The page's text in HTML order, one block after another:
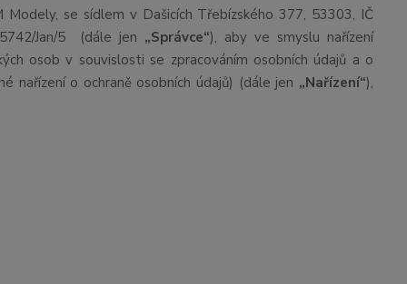
se sídlem v Dašicích Třebízského 377, 53303, IČ
Jan/5
(dále jen „Správce“), aby ve smyslu nařízení
osob v souvislosti se zpracováním osobních údajů a o
nařízení o ochraně osobních údajů) (dále jen „Nařízení“),